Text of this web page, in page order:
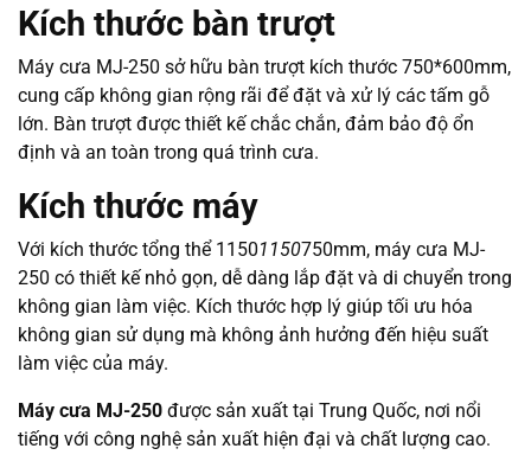
Kích thước bàn trượt
Máy cưa MJ-250 sở hữu bàn trượt kích thước 750*600mm,
cung cấp không gian rộng rãi để đặt và xử lý các tấm gỗ
lớn. Bàn trượt được thiết kế chắc chắn, đảm bảo độ ổn
định và an toàn trong quá trình cưa.
Kích thước máy
Với kích thước tổng thể 11501150750mm, máy cưa MJ-
250 có thiết kế nhỏ gọn, dễ dàng lắp đặt và di chuyển trong
không gian làm việc. Kích thước hợp lý giúp tối ưu hóa
không gian sử dụng mà không ảnh hưởng đến hiệu suất
làm việc của máy.
Máy cưa MJ-250 được sản xuất tại Trung Quốc, nơi nổi
tiếng với công nghệ sản xuất hiện đại và chất lượng cao.